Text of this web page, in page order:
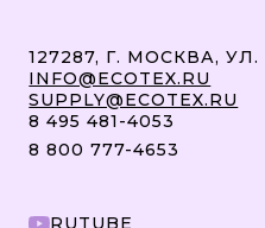
127287, Г. МОСКВА,
INFO@ECOTEX.RU
SUPPLY@ECOTEX.RU
8 495 481-4053
8 800 777-4653
RUTUBE